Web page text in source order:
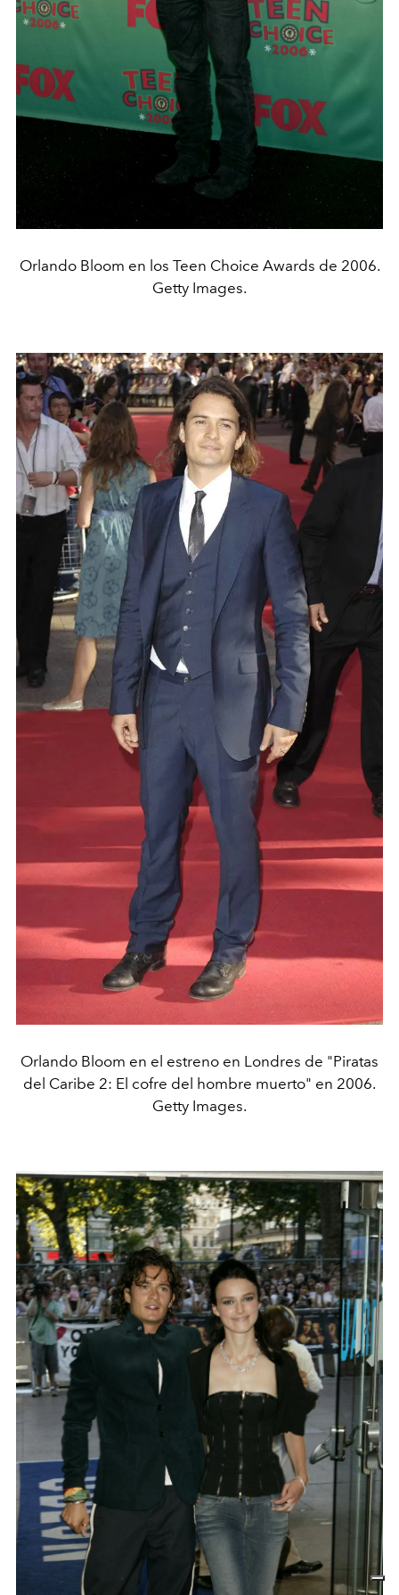
Orlando Bloom en los Teen Choice Awards de 2006.
Getty Images.
Orlando Bloom en el estreno en Londres de "Piratas
del Caribe 2: El cofre del hombre muerto" en 2006.
Getty Images.